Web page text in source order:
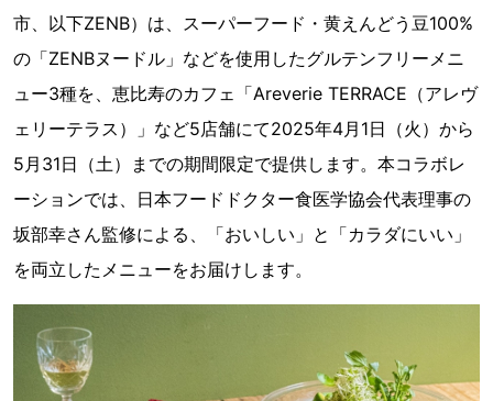
市、以下ZENB）は、スーパーフード・黄えんどう豆100%
の「ZENBヌードル」などを使用したグルテンフリーメニ
ュー3種を、恵比寿のカフェ「Areverie TERRACE（アレヴ
ェリーテラス）」など5店舗にて2025年4月1日（火）から
5月31日（土）までの期間限定で提供します。本コラボレ
ーションでは、日本フードドクター食医学協会代表理事の
坂部幸さん監修による、「おいしい」と「カラダにいい」
を両立したメニューをお届けします。